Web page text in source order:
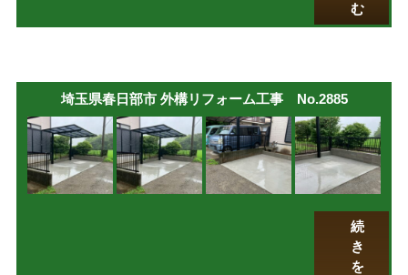
む
埼玉県春日部市 外構リフォーム工事 No.2885
続
き
を